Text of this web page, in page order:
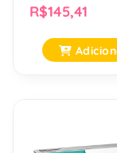
R$145,41